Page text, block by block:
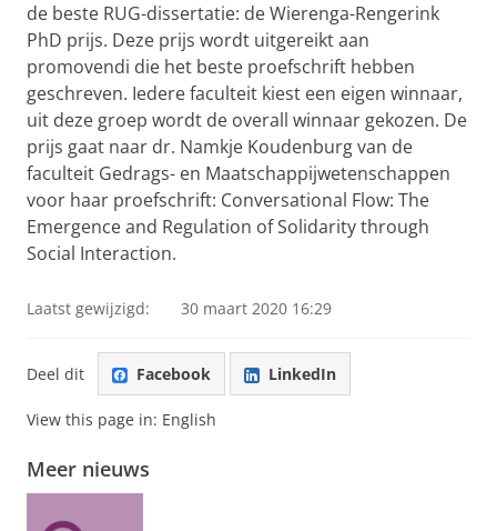
de beste RUG-dissertatie: de Wierenga-Rengerink
PhD prijs. Deze prijs wordt uitgereikt aan
promovendi die het beste proefschrift hebben
geschreven. Iedere faculteit kiest een eigen winnaar,
uit deze groep wordt de overall winnaar gekozen. De
prijs gaat naar dr. Namkje Koudenburg van de
faculteit Gedrags- en Maatschappijwetenschappen
voor haar proefschrift: Conversational Flow: The
Emergence and Regulation of Solidarity through
Social Interaction.
Laatst gewijzigd: 30 maart 2020 16:29
Deel dit Facebook LinkedIn
View this page in: English
Meer nieuws